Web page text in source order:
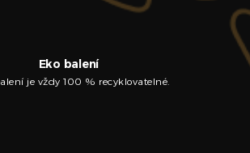
Eko balení
je vždy 100 % recyklovatelné.